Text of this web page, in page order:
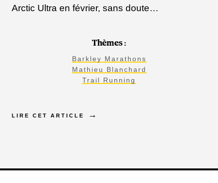
Arctic Ultra en février, sans doute…
Thèmes :
Barkley Marathons
Mathieu Blanchard
Trail Running
LIRE CET ARTICLE